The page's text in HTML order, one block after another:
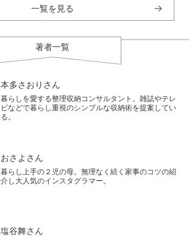
一覧を見る
著者一覧
本多さおりさん
暮らしを愛する整理収納コンサルタント。雑誌やテレ
ビなどで暮らし重視のシンプルな収納術を提案してい
る。
おさよさん
暮らし上手の２児の母。無理なく続く家事のコツの紹
介し大人気のインスタグラマー。
塩谷舞さん